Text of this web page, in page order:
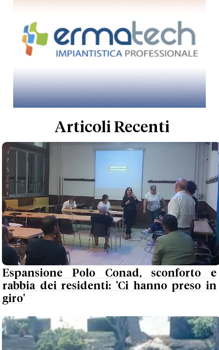
Articoli Recenti
Espansione Polo Conad, sconforto e
rabbia dei residenti: 'Ci hanno preso in
giro'